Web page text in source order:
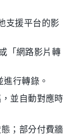
支援平台的影
「網路影片轉
行轉錄。
並自動對應時
；部分付費牆